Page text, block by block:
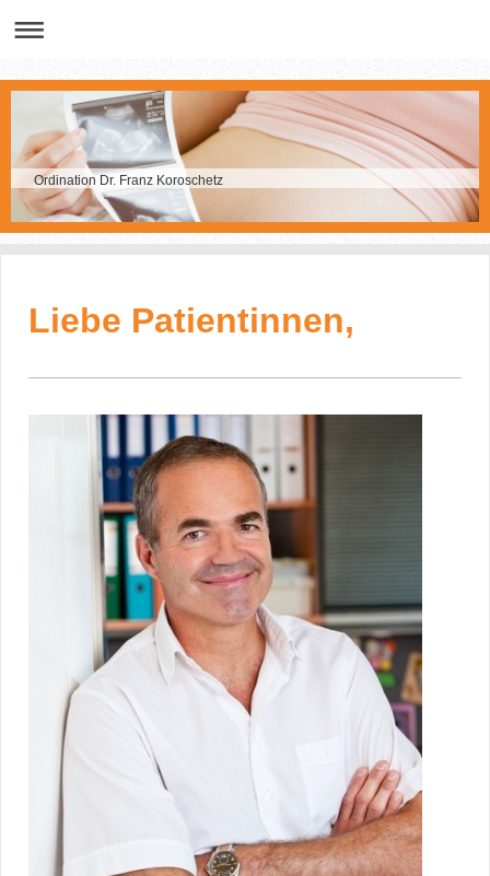
Ordination Dr. Franz Koroschetz
Liebe Patientinnen,